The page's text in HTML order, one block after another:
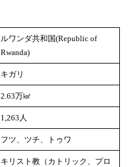
ルワンダ共和国(Republic of
Rwanda)
キガリ
2.63万㎢
1,263人
フツ、ツチ、トゥワ
キリスト教（カトリック、プロ